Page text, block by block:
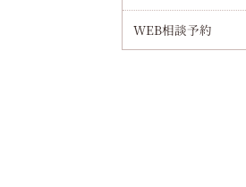
WEB相談予約